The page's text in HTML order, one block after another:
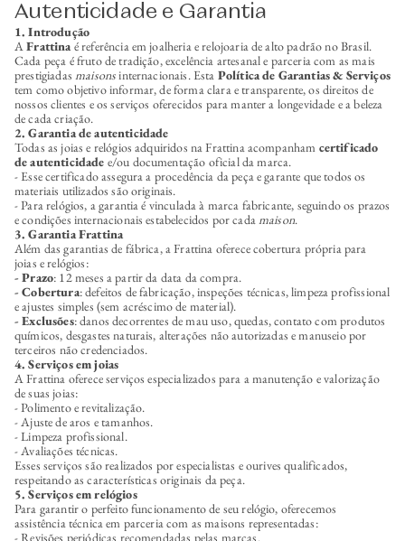
Autenticidade e Garantia
1. Introdução
AFrattinaé referência em joalheria e relojoaria de alto padrão no Brasil.
Cada peça é fruto de tradição, excelência artesanal e parceria com as mais
prestigiadasmaisonsinternacionais. Esta Política de Garantias & Serviços
tem como objetivo informar, de forma clara e transparente, os direitos de
nossos clientes e os serviços oferecidos para manter a longevidade e a beleza
de cada criação.
2. Garantia de autenticidade
Todas as joias e relógios adquiridos na Frattina acompanham certificado
de autenticidade e/ou documentação oficial da marca.
- Esse certificado assegura a procedência da peça e garante que todos os
materiais utilizados são originais.
- Para relógios, a garantia é vinculada à marca fabricante, seguindo os prazos
e condições internacionais estabelecidos por cadamaison.
3. Garantia Frattina
Além das garantias de fábrica, a Frattina oferece cobertura própria para
joias e relógios:
- Prazo: 12 meses a partir da data da compra.
- Cobertura: defeitos de fabricação, inspeções técnicas, limpeza profissional
e ajustes simples (sem acréscimo de material).
- Exclusões: danos decorrentes de mau uso, quedas, contato com produtos
químicos, desgastes naturais, alterações não autorizadas e manuseio por
terceiros não credenciados.
4. Serviços em joias
A Frattina oferece serviços especializados para a manutenção e valorização
de suas joias:
- Polimento e revitalização.
- Ajuste de aros e tamanhos.
- Limpeza profissional.
- Avaliações técnicas.
Esses serviços são realizados por especialistas e ourives qualificados,
respeitando as características originais da peça.
5. Serviços em relógios
Para garantir o perfeito funcionamento de seu relógio, oferecemos
assistência técnica em parceria com as maisons representadas:
- Revisões periódicas recomendadas pelas marcas.